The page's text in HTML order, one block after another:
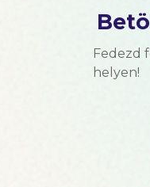
Fedezd
helyen!